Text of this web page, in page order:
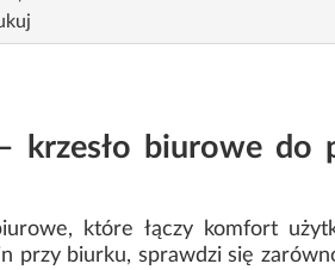
krzesło biurowe do
które łączy komfort
przy biurku, sprawdzi się